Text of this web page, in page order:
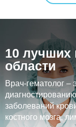
10 лучших
области
Врач-гематолог –
заболеваний
костного мозга,